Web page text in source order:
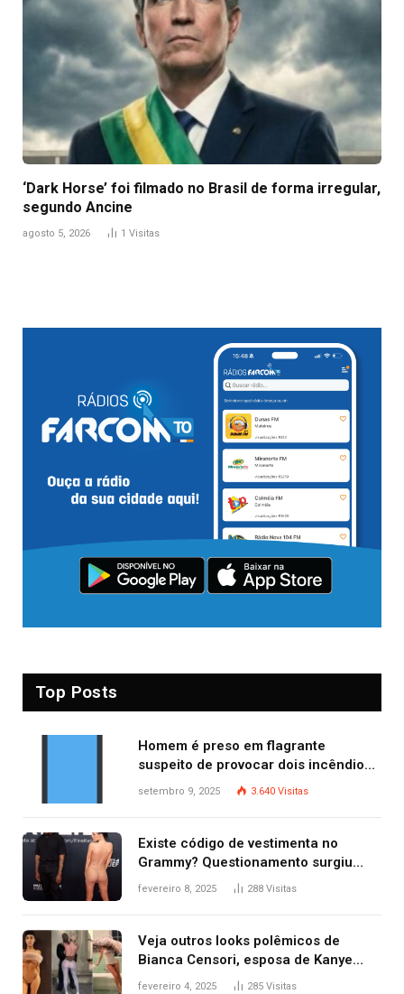
‘Dark Horse’ foi filmado no Brasil de forma irregular,
segundo Ancine
agosto 5, 2026 1 Visitas
Top Posts
Homem é preso em flagrante
suspeito de provocar dois incêndios
criminosos no mesmo dia
setembro 9, 2025 3.640 Visitas
Existe código de vestimenta no
Grammy? Questionamento surgiu
após Bianca Censori, mulher de
fevereiro 8, 2025 288 Visitas
Veja outros looks polêmicos de
Bianca Censori, esposa de Kanye
West que apareceu nua no Grammy
fevereiro 4, 2025 285 Visitas